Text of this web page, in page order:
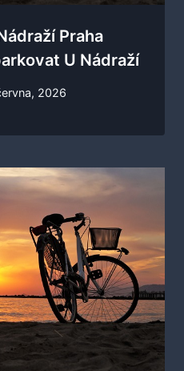
Praha
U Nádraží
2026